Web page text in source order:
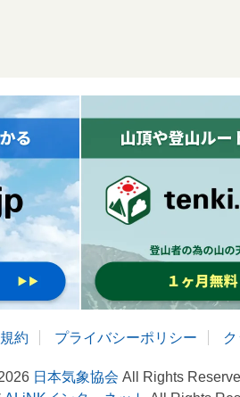
約 プライバシーポリシー
日本気象協会 All Rights